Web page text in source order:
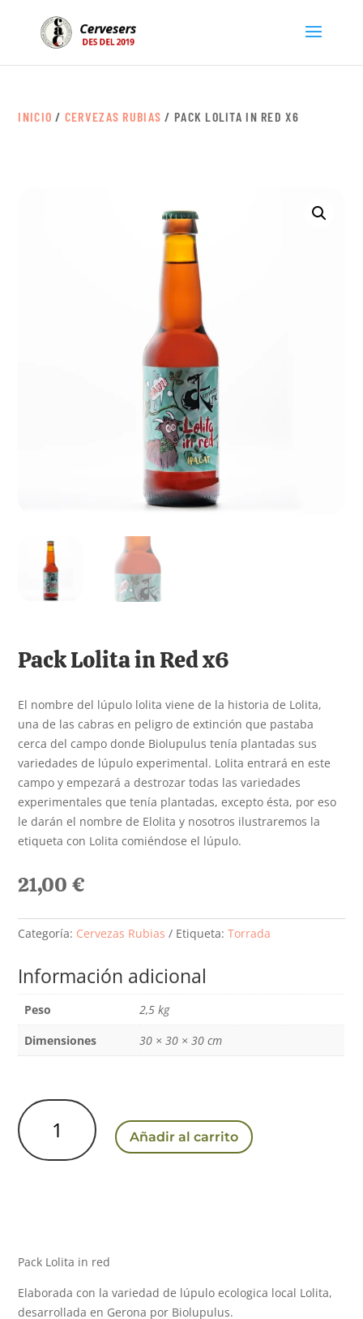
INICIO / CERVEZAS RUBIAS / PACK LOLITA IN RED X6
Pack Lolita in Red x6
El nombre del lúpulo lolita viene de la historia de Lolita,
una de las cabras en peligro de extinción que pastaba
cerca del campo donde Biolupulus tenía plantadas sus
variedades de lúpulo experimental. Lolita entrará en este
campo y empezará a destrozar todas las variedades
experimentales que tenía plantadas, excepto ésta, por eso
le darán el nombre de Elolita y nosotros ilustraremos la
etiqueta con Lolita comiéndose el lúpulo.
21,00 €
Categoría: Cervezas Rubias Etiqueta:Torrada
Información adicional
Peso
2,5 kg
Dimensiones
30 × 30 × 30 cm
Pack
Lolita
in
Red
Añadir al carrito
Pack Lolita in red
Elaborada con la variedad de lúpulo ecologica local Lolita,
desarrollada en Gerona por Biolupulus.